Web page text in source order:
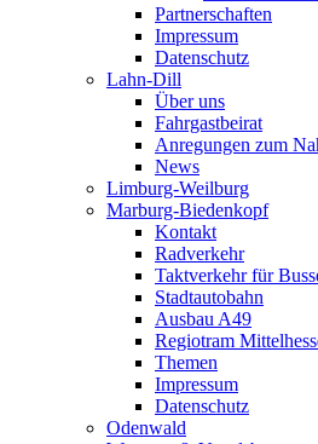
Partnerschaften
Impressum
Datenschutz
Lahn-Dill
Über uns
Fahrgastbeirat
Anregungen zum
News
Limburg-Weilburg
Marburg-Biedenkopf
Kontakt
Radverkehr
Taktverkehr für
Stadtautobahn
Ausbau A49
Regiotram
Themen
Impressum
Datenschutz
Odenwald